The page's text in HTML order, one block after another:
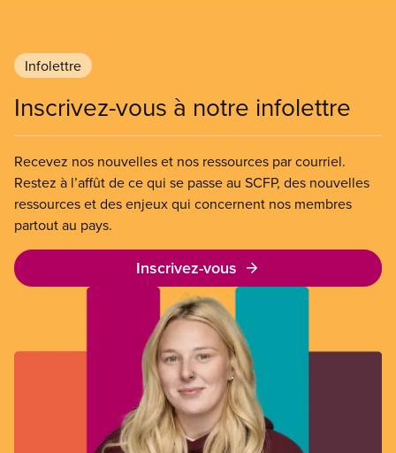
Infolettre
Inscrivez-vous à notre infolettre
Recevez nos nouvelles et nos ressources par courriel.
Restez à l’affût de ce qui se passe au SCFP, des nouvelles
ressources et des enjeux qui concernent nos membres
partout au pays.
Inscrivez-vous